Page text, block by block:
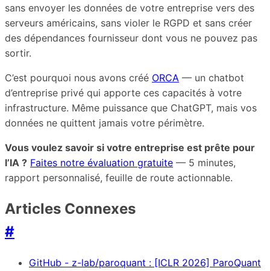
sans envoyer les données de votre entreprise vers des
serveurs américains, sans violer le RGPD et sans créer
des dépendances fournisseur dont vous ne pouvez pas
sortir.
C’est pourquoi nous avons créé ORCA — un chatbot
d’entreprise privé qui apporte ces capacités à votre
infrastructure. Même puissance que ChatGPT, mais vos
données ne quittent jamais votre périmètre.
Vous voulez savoir si votre entreprise est prête pour
l’IA ? Faites notre évaluation gratuite — 5 minutes,
rapport personnalisé, feuille de route actionnable.
Articles Connexes
#
GitHub - z-lab/paroquant : [ICLR 2026] ParoQuant